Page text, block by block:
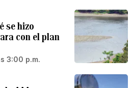
se hizo
con el plan
3:00 p.m.